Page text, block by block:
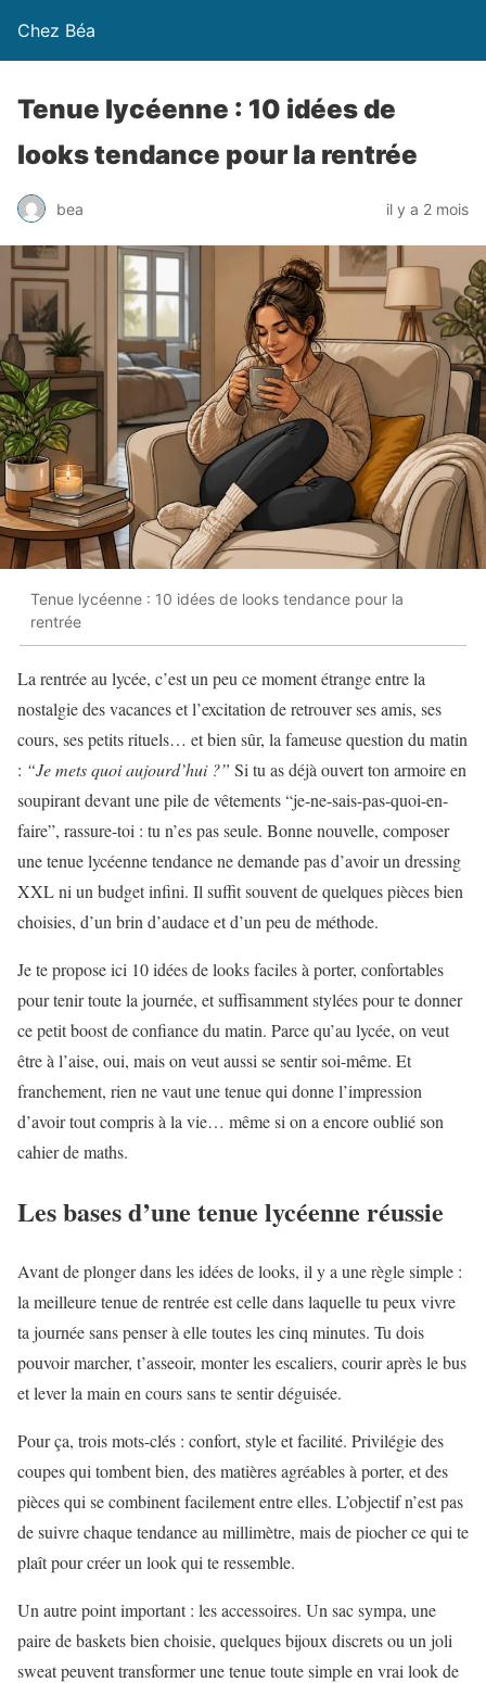
Chez Béa
Tenue lycéenne : 10 idées de
looks tendance pour la rentrée
bea il y a 2 mois
Tenue lycéenne : 10 idées de looks tendance pour la
rentrée
La rentrée au lycée, c’est un peu ce moment étrange entre la
nostalgie des vacances et l’excitation de retrouver ses amis, ses
cours, ses petits rituels… et bien sûr, la fameuse question du matin
: “Je mets quoi aujourd’hui ?” Si tu as déjà ouvert ton armoire en
soupirant devant une pile de vêtements “je-ne-sais-pas-quoi-en-
faire”, rassure-toi : tu n’es pas seule. Bonne nouvelle, composer
une tenue lycéenne tendance ne demande pas d’avoir un dressing
XXL ni un budget infini. Il suffit souvent de quelques pièces bien
choisies, d’un brin d’audace et d’un peu de méthode.
Je te propose ici 10 idées de looks faciles à porter, confortables
pour tenir toute la journée, et suffisamment stylées pour te donner
ce petit boost de confiance du matin. Parce qu’au lycée, on veut
être à l’aise, oui, mais on veut aussi se sentir soi-même. Et
franchement, rien ne vaut une tenue qui donne l’impression
d’avoir tout compris à la vie… même si on a encore oublié son
cahier de maths.
Les bases d’une tenue lycéenne réussie
Avant de plonger dans les idées de looks, il y a une règle simple :
la meilleure tenue de rentrée est celle dans laquelle tu peux vivre
ta journée sans penser à elle toutes les cinq minutes. Tu dois
pouvoir marcher, t’asseoir, monter les escaliers, courir après le bus
et lever la main en cours sans te sentir déguisée.
Pour ça, trois mots-clés : confort, style et facilité. Privilégie des
coupes qui tombent bien, des matières agréables à porter, et des
pièces qui se combinent facilement entre elles. L’objectif n’est pas
de suivre chaque tendance au millimètre, mais de piocher ce qui te
plaît pour créer un look qui te ressemble.
Un autre point important : les accessoires. Un sac sympa, une
paire de baskets bien choisie, quelques bijoux discrets ou un joli
sweat peuvent transformer une tenue toute simple en vrai look de